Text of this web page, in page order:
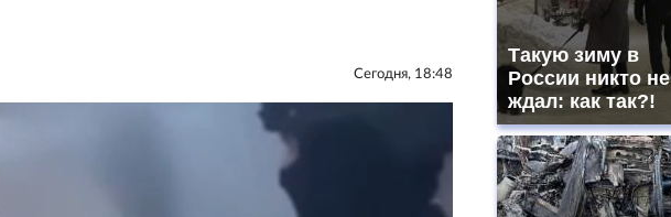
Сегодня, 18:48
Такую зиму в
России никто не
ждал: как так?!